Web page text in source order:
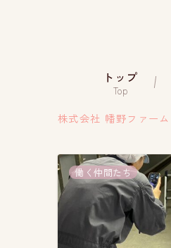
トップ
Top
株式会社 幡野ファーム
働く仲間たち